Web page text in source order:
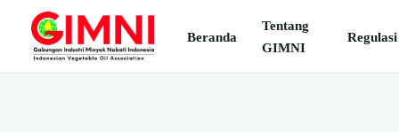
Beranda
Tentang
GIMNI
Regulasi